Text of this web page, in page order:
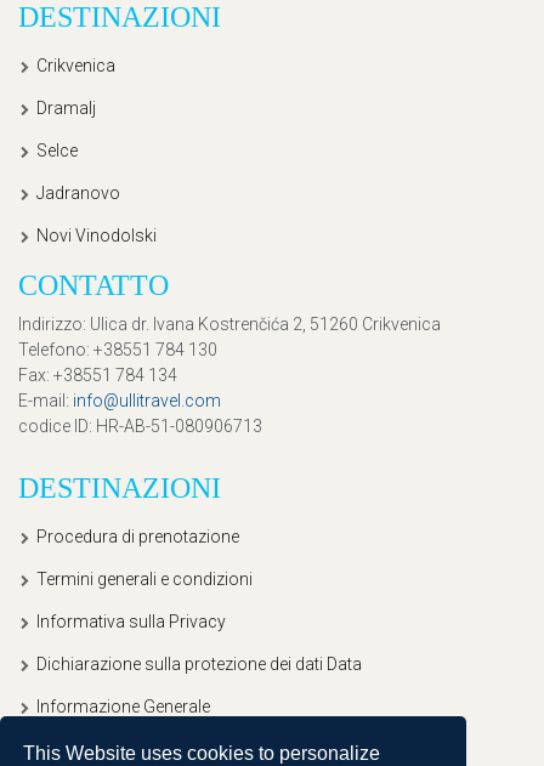
This Website uses cookies to personalize
DESTINAZIONI
Crikvenica
Dramalj
Selce
Jadranovo
Novi Vinodolski
CONTATTO
Indirizzo: Ulica dr. Ivana Kostrenčića 2, 51260 Crikvenica
Telefono: +38551 784 130
Fax: +38551 784 134
E-mail : info@ullitravel.com
codice ID: HR-AB-51-080906713
DESTINAZIONI
Procedura di prenotazione
Termini generali e condizioni
Informativa sulla Privacy
Dichiarazione sulla protezione dei dati Data
Informazione Generale